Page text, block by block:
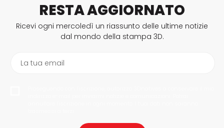
RESTA AGGIORNATO
Ricevi ogni mercoledì un riassunto delle ultime notizie
dal mondo della stampa 3D.
La tua email